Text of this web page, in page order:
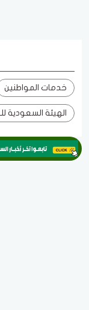
خدمات المواطنين
الهيئة السعودية